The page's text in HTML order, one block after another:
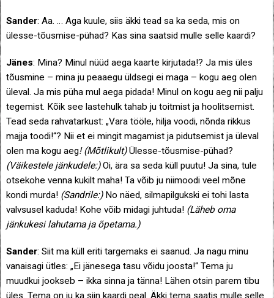
Sander: Aa. … Aga kuule, siis äkki tead sa ka seda, mis on
ülesse-tõusmise-pühad? Kas sina saatsid mulle selle kaardi?
Jänes: Mina? Minul nüüd aega kaarte kirjutada!? Ja mis üles
tõusmine – mina ju peaaegu üldsegi ei maga – kogu aeg olen
üleval. Ja mis püha mul aega pidada! Minul on kogu aeg nii palju
tegemist. Kõik see lastehulk tahab ju toitmist ja hoolitsemist.
Tead seda rahvatarkust: „Vara tööle, hilja voodi, nõnda rikkus
majja toodi!“? Nii et ei mingit magamist ja pidutsemist ja üleval
olen ma kogu aeg! (Mõtlikult)Ülesse-tõusmise-pühad?
(Väikestele jänkudele:)Oi, ära sa seda küll puutu! Ja sina, tule
otsekohe venna kukilt maha! Ta võib ju niimoodi veel mõne
kondi murda! (Sandrile:)No näed, silmapilgukski ei tohi lasta
valvsusel kaduda! Kohe võib midagi juhtuda! (Läheb oma
jänkukesi lahutama ja õpetama.)
Sander: Siit ma küll eriti targemaks ei saanud. Ja nagu minu
vanaisagi ütles: „Ei jänesega tasu võidu joosta!“ Tema ju
muudkui jookseb – ikka sinna ja tänna! Lähen otsin parem tibu
üles. Tema on ju ka siin kaardi peal. Äkki tema saatis mulle selle